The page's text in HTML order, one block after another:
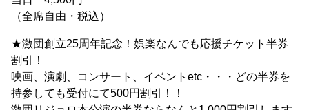
（全席自由・税込）
★激団創立25周年記念！娯楽なんでも応援チケット半券
割引！
映画、演劇、コンサート、イベントetc・・・どの半券を
持参しても受付にて500円割引！！